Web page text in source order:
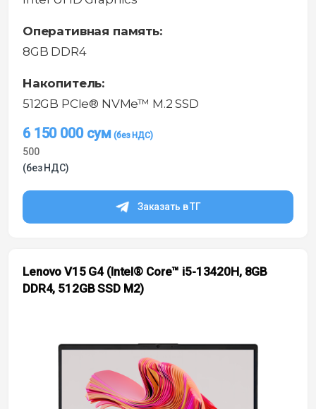
Оперативная память:
8GB DDR4
Накопитель:
512GB PCIe® NVMe™ M.2 SSD
6 150 000 сум
500
(без НДС)
Заказать в ТГ
Lenovo V15 G4 (Intel® Core™ i5-13420H, 8GB
DDR4, 512GB SSD M2)